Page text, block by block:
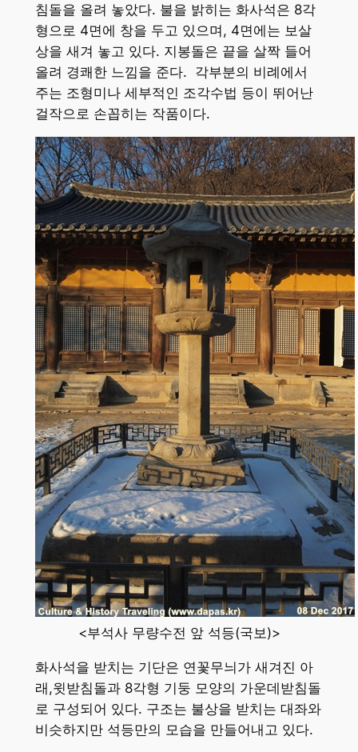
침돌을 올려 놓았다. 불을 밝히는 화사석은 8각
형으로 4면에 창을 두고 있으며, 4면에는 보살
상을 새겨 놓고 있다. 지봉돌은 끝을 살짝 들어
올려 경쾌한 느낌을 준다. 각부분의 비례에서
주는 조형미나 세부적인 조각수법 등이 뛰어난
걸작으로 손꼽히는 작품이다.
<부석사 무량수전 앞 석등(국보)>
화사석을 받치는 기단은 연꽃무늬가 새겨진 아
래,윗받침돌과 8각형 기둥 모양의 가운데받침돌
로 구성되어 있다. 구조는 불상을 받치는 대좌와
비슷하지만 석등만의 모습을 만들어내고 있다.